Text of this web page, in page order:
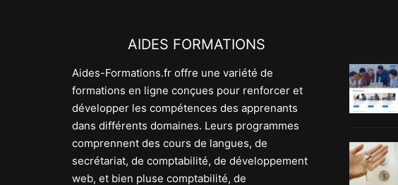
AIDES FORMATIONS
Aides-Formations.fr offre une variété de
formations en ligne conçues pour renforcer et
développer les compétences des apprenants
dans différents domaines. Leurs programmes
comprennent des cours de langues, de
secrétariat, de comptabilité, de développement
web, et bien pluse comptabilité, de